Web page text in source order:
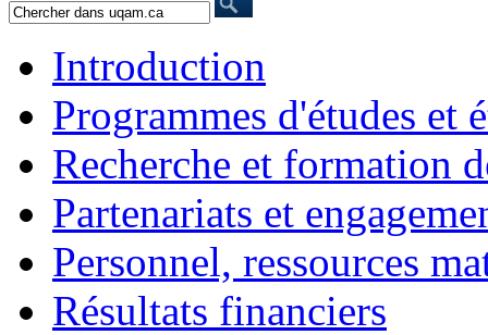
Introduction
Programmes d'études et
Recherche et formation
Partenariats et
Personnel, ressources
Résultats financiers